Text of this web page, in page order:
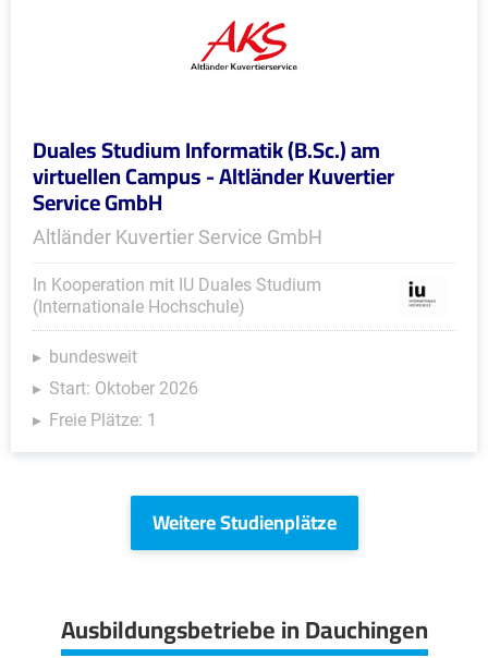
Duales Studium Informatik (B.Sc.) am
virtuellen Campus - Altländer Kuvertier
Service GmbH
Altländer Kuvertier Service GmbH
In Kooperation mit IU Duales Studium
(Internationale Hochschule)
bundesweit
Start: Oktober 2026
Freie Plätze: 1
Weitere Studienplätze
Ausbildungsbetriebe in Dauchingen